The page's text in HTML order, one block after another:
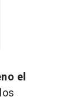
el